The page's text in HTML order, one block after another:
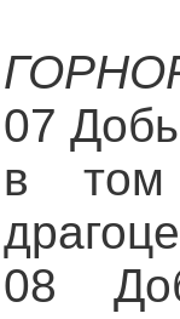
07
в том
08